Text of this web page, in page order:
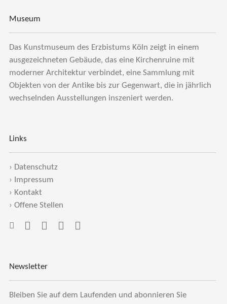
Museum
Das Kunstmuseum des Erzbistums Köln zeigt in einem
ausgezeichneten Gebäude, das eine Kirchenruine mit
moderner Architektur verbindet, eine Sammlung mit
Objekten von der Antike bis zur Gegenwart, die in jährlich
wechselnden Ausstellungen inszeniert werden.
Links
› Datenschutz
›
Impressum
› Kontakt
› Offene Stellen
Newsletter
Bleiben Sie auf dem Laufenden und abonnieren Sie